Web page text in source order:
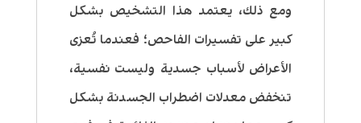
ومع ذلك، يعتمد هذا التشخيص بشكل
كبير على تفسيرات الفاحص؛ فعندما تُعزى
الأعراض لأسباب جسدية وليست نفسية،
تنخفض معدلات اضطراب الجسدنة بشكل